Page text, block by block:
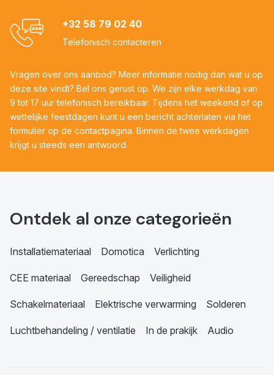
+32 58 79 02 40
Telefonisch contacteren
Vragen over ons aanbod? Meer informatie nodig dan wat u op
deze site vindt? Bel ons gerust op. We zijn elke werkdag van
9 tot 17 uur telefonisch bereikbaar. Tijdens het weekend of op
wettelijke feestdagen kunt u een bericht achterlaten via het
formulier op de contactpagina. Binnen de twee werkdagen
krijgt u steeds een antwoord.
Ontdek al onze categorieën
Installatiemateriaal Domotica Verlichting
CEE materiaal Gereedschap Veiligheid
Schakelmateriaal Elektrische verwarming Solderen
Luchtbehandeling / ventilatie In de prakijk Audio